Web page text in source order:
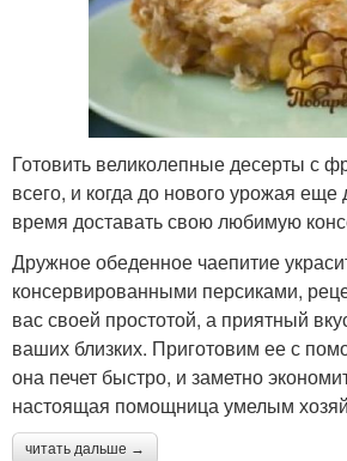
Готовить великолепные десерты с
всего, и когда до нового урожая
время доставать свою любимую
Дружное обеденное чаепитие
консервированными персиками,
вас своей простотой, а приятный
ваших близких. Приготовим ее с
она печет быстро, и заметно
настоящая помощница умелым
читать дальше →